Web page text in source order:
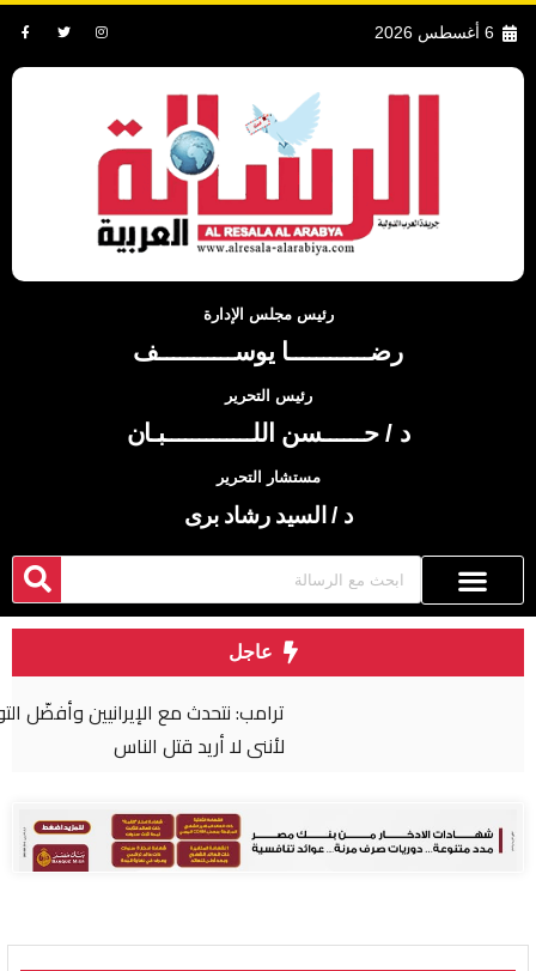
6 أغسطس 2026
رئيس مجلس الإدارة
رضــــــــــــا يوســـــــــــف
رئيس التحرير
د / حــــــسن اللـــــــــــــبـان
مستشار التحرير
د / السيد رشاد برى
عاجل
ترامب: نتحدث مع الإيرانيين وأفضّل التوصل إلى اتفاق